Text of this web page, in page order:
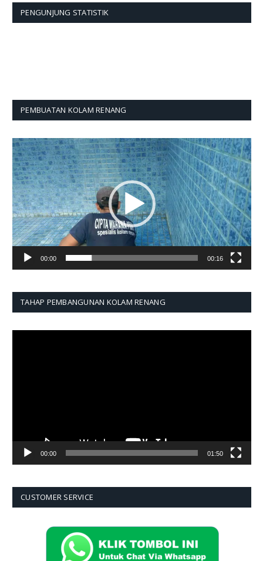
PENGUNJUNG STATISTIK
PEMBUATAN KOLAM RENANG
Pemutar
Video
00:00 00:16
TAHAP PEMBANGUNAN KOLAM RENANG
00:00 01:50
CUSTOMER SERVICE